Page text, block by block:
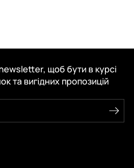
щоб бути в курсі
та вигідних пропозицій